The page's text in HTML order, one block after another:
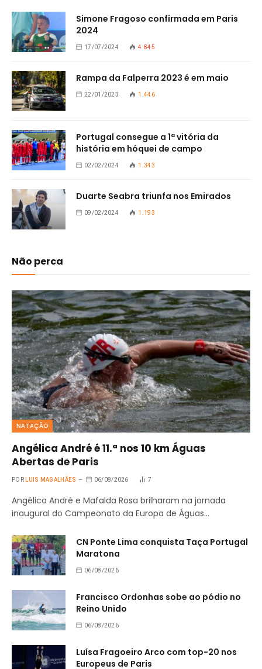
Simone Fragoso confirmada em Paris
2024
17/07/2024 4.845
Rampa da Falperra 2023 é em maio
22/01/2023 1.446
Portugal consegue a 1ª vitória da
história em hóquei de campo
02/02/2024 1.343
Duarte Seabra triunfa nos Emirados
09/02/2024 1.193
Não perca
NATAÇÃO
Angélica André é 11.ª nos 10 km Águas
Abertas de Paris
POR LUIS MAGALHÃES 06/08/2026 7
Angélica André e Mafalda Rosa brilharam na jornada
inaugural do Campeonato da Europa de Águas…
CN Ponte Lima conquista Taça Portugal
Maratona
06/08/2026
Francisco Ordonhas sobe ao pódio no
Reino Unido
06/08/2026
Luísa Fragoeiro Arco com top-20 nos
Europeus de Paris